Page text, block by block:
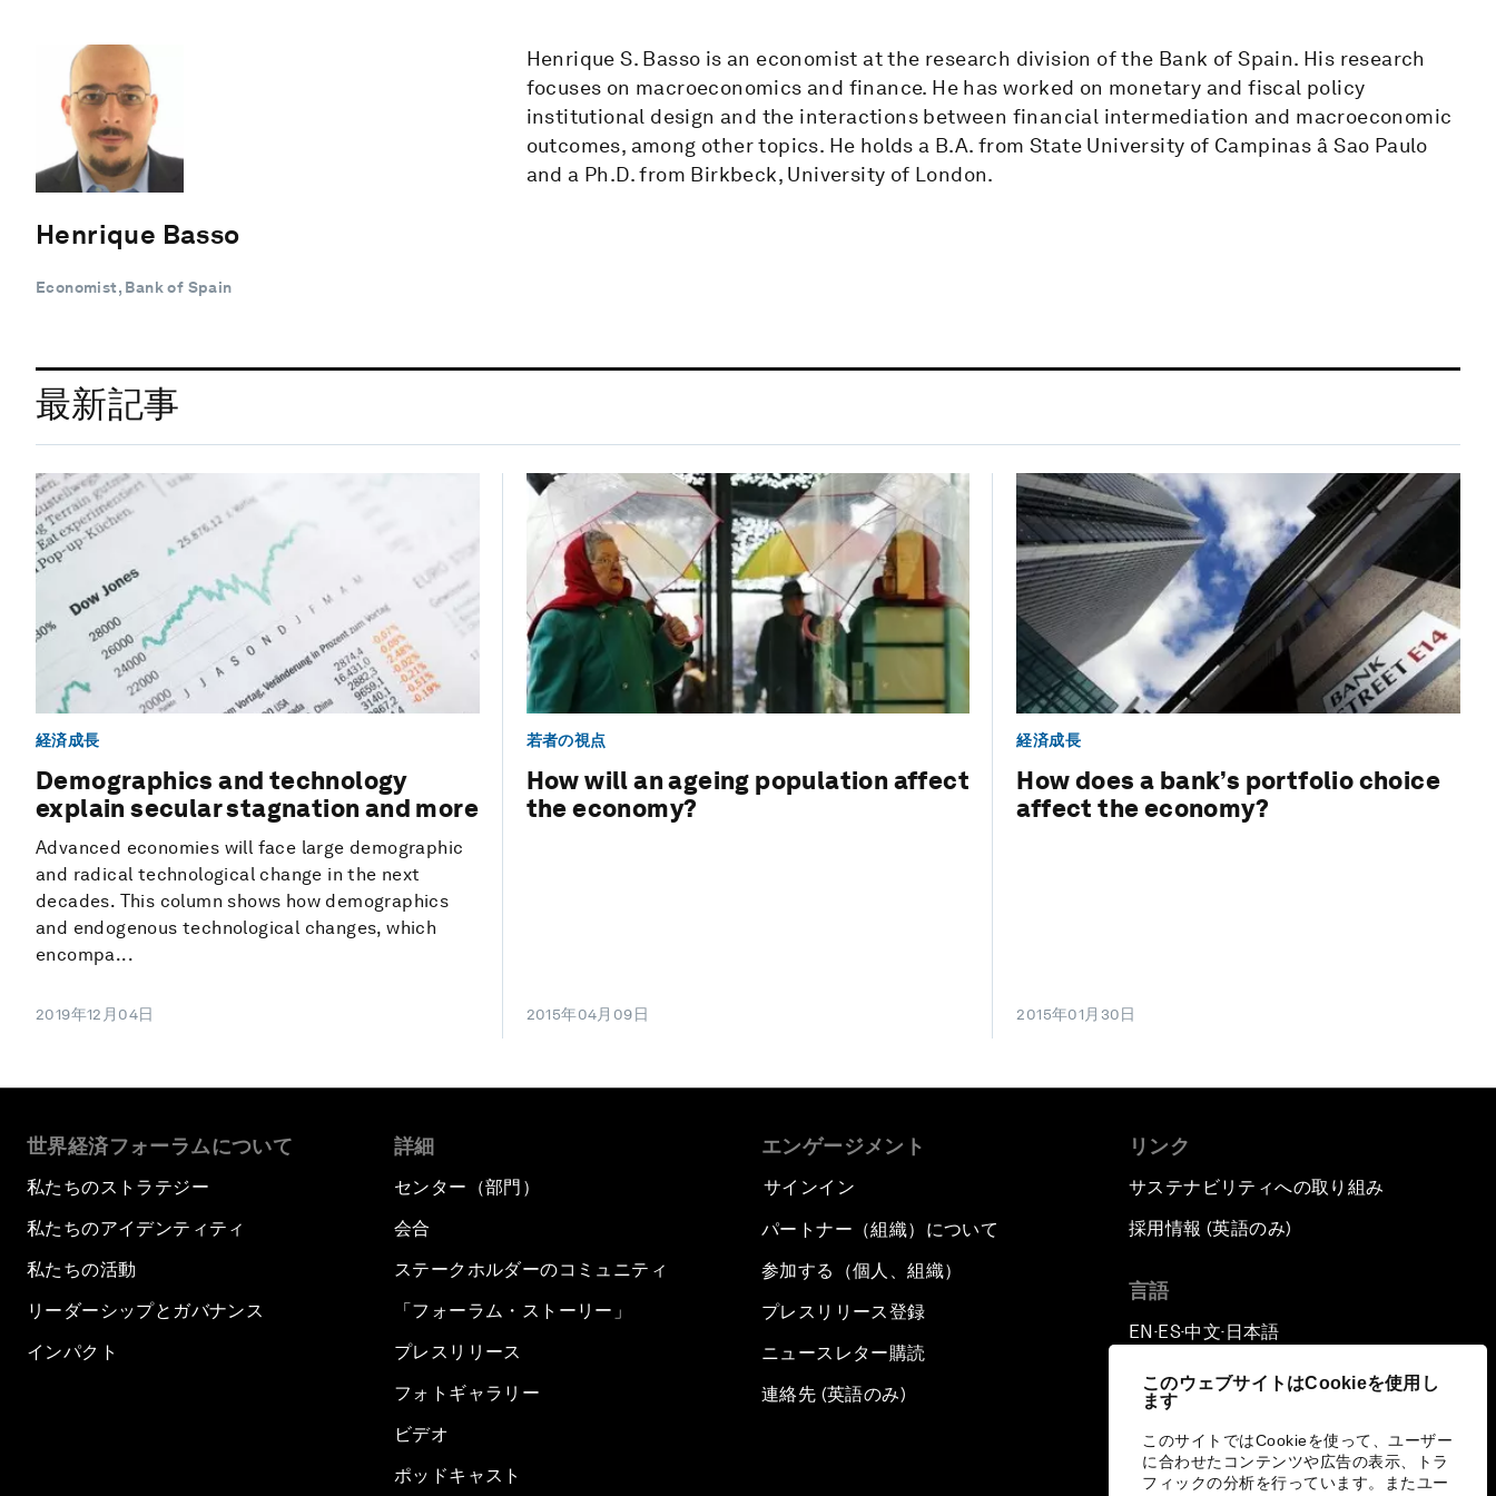
このウェブサイトはCookieを使用し
ます
このサイトではCookieを使って、ユーザー
に合わせたコンテンツや広告の表示、トラ
フィックの分析を行っています。またユー
Henrique Basso
Economist, Bank of Spain
Henrique S. Basso is an economist at the research division of the Bank of Spain. His research
focuses on macroeconomics and finance. He has worked on monetary and fiscal policy
institutional design and the interactions between financial intermediation and macroeconomic
outcomes, among other topics. He holds a B.A. from State University of Campinas â Sao Paulo
and a Ph.D. from Birkbeck, University of London.
最新記事
経済成長
Demographics and technology
explain secular stagnation and more
Advanced economies will face large demographic
and radical technological change in the next
decades. This column shows how demographics
and endogenous technological changes, which
encompa...
2019年12月04日
若者の視点
How will an ageing population affect
the economy?
2015年04月09日
経済成長
How does a bank’s portfolio choice
affect the economy?
2015年01月30日
世界経済フォーラムについて
私たちのストラテジー
私たちのアイデンティティ
私たちの活動
リーダーシップとガバナンス
インパクト
詳細
センター（部門）
会合
ステークホルダーのコミュニティ
「フォーラム・ストーリー」
プレスリリース
フォトギャラリー
ビデオ
ポッドキャスト
エンゲージメント
サインイン
パートナー（組織）について
参加する（個人、組織）
プレスリリース登録
ニュースレター購読
連絡先 (英語のみ)
リンク
サステナビリティへの取り組み
採用情報 (英語のみ)
言語
EN ▪ ES▪中文▪ 日本語